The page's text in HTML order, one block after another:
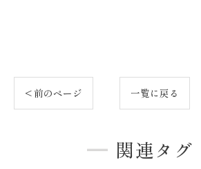
< 前のページ 一覧に戻る
関連タグ